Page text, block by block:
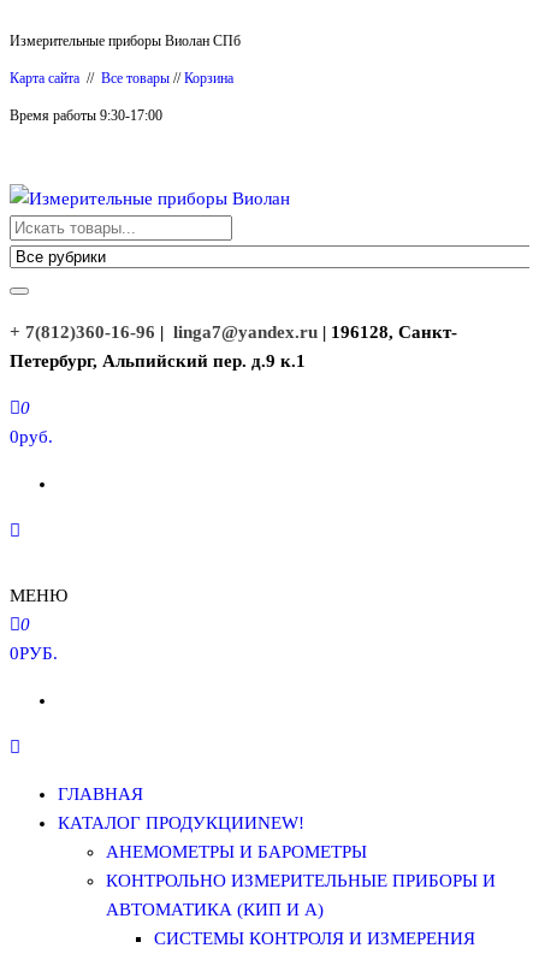
к
содержимому
Измерительные приборы Виолан СПб
Карта сайта // Все товары //Корзина
Время работы 9:30-17:00
Измерительные приборы Виолан
+ 7(812)360-16-96 | linga7@yandex.ru | 196128, Санкт-
Петербург, Альпийский пер. д.9 к.1
0
0руб.
МЕНЮ
0
0РУБ.
ГЛАВНАЯ
КАТАЛОГ ПРОДУКЦИИNEW!
АНЕМОМЕТРЫ И БАРОМЕТРЫ
КОНТРОЛЬНО ИЗМЕРИТЕЛЬНЫЕ ПРИБОРЫ И
АВТОМАТИКА (КИП И А)
СИСТЕМЫ КОНТРОЛЯ И ИЗМЕРЕНИЯ